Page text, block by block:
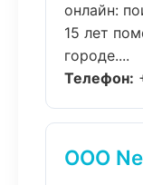
онлайн:
15 лет
городе....
Телефон:
ООО